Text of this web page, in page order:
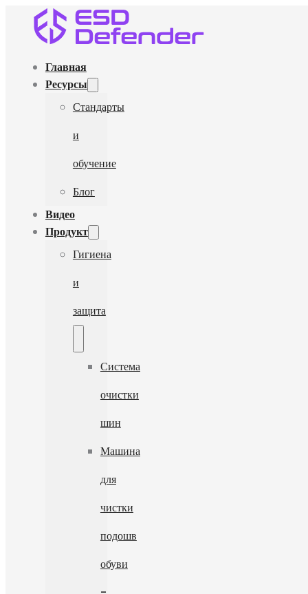
Главная
Ресурсы
Стандарты
и
обучение
Блог
Видео
Продукт
Гигиена
и
защита
Система
очистки
шин
Машина
для
чистки
подошв
обуви